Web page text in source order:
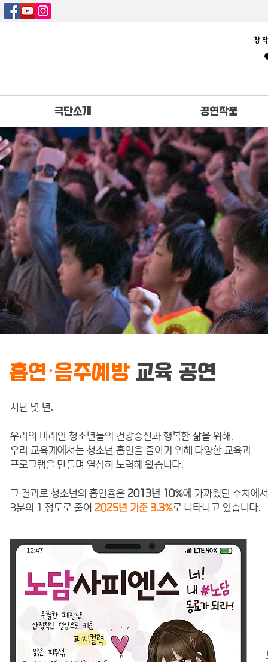
극단소개 공연작품
흡연·음주예방 교육 공연
지난 몇 년.
우리의 미래인 청소년들의 건강증진과 행복한 삶을 위해,
우리 교육계에서는 청소년 흡연을 줄이기 위해 다양한 교육과
프로그램을 만들며 열심히 노력해 왔습니다.
그 결과로 청소년의 흡연율은 2013년 10%에 가까웠던 수치에서
​3분의 1 정도로 줄어 2025년 기준 3.3%로 나타나고 있습니다.